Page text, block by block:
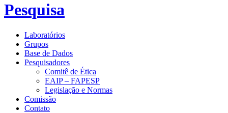
Pesquisa
Laboratórios
Grupos
Base de Dados
Pesquisadores
Comitê de Ética
EAIP – FAPESP
Legislação e Normas
Comissão
Contato